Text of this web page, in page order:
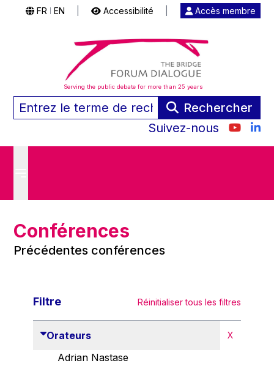
FR EN Accessibilité Accès membre
Serving the public debate for more than 25 years
Rechercher
Suivez-nous
Conférences
Précédentes conférences
Filtre Réinitialiser tous les filtres
Orateurs X
Adrian Nastase